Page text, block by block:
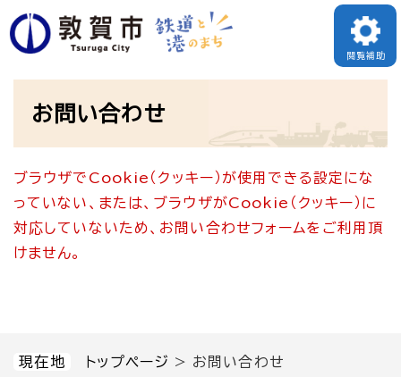
ペ
ー
す
メニューを飛ばして本文へ
閲覧補助
現在地 トップページ > お問い合わせ
お問い合わせ
ブラウザでCookie（クッキー）が使用できる設定にな
っていない、または、ブラウザがCookie（クッキー）に
対応していないため、お問い合わせフォームをご利用頂
けません。